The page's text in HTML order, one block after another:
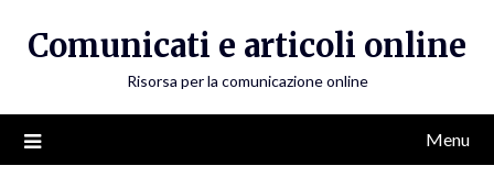
Comunicati e articoli online
Risorsa per la comunicazione online
Menu